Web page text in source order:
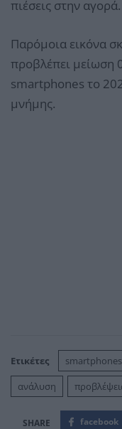
πιέσεις στην αγορά.
Παρόμοια εικόνα
προβλέπει μείωση
smartphones το
μνήμης.
Ετικέτες smartphones
ανάλυση
facebook